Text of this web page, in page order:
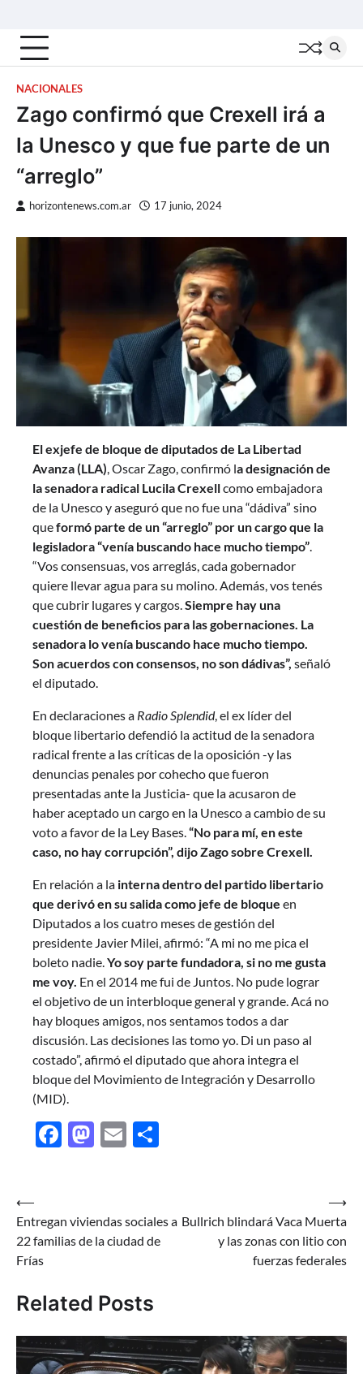
content
NACIONALES
Zago confirmó que Crexell irá a
la Unesco y que fue parte de un
“arreglo”
horizontenews.com.ar 17 junio, 2024
El exjefe de bloque de diputados de La Libertad
Avanza (LLA), Oscar Zago, confirmó la designación de
la senadora radical Lucila Crexellcomo embajadora
de la Unesco y aseguró que no fue una “dádiva” sino
queformó parte de un “arreglo” por un cargo que la
legisladora “venía buscando hace mucho tiempo”.
“Vos consensuas, vos arreglás, cada gobernador
quiere llevar agua para su molino. Además, vos tenés
que cubrir lugares y cargos.Siempre hay una
cuestión de beneficios para las gobernaciones. La
senadora lo venía buscando hace mucho tiempo.
Son acuerdos con consensos, no son dádivas”, señaló
el diputado.
En declaraciones a Radio Splendid, el ex líder del
bloque libertario defendió la actitud de la senadora
radical frente a las críticas de la oposición -y las
denuncias penales por cohecho que fueron
presentadas ante la Justicia- que la acusaron de
haber aceptado un cargo en la Unesco a cambio de su
voto a favor de la Ley Bases.“No para mí, en este
caso, no hay corrupción”, dijo Zago sobre Crexell.
En relación a la interna dentro del partido libertario
que derivó en su salida como jefe de bloque en
Diputados a los cuatro meses de gestión del
presidente Javier Milei, afirmó: “A mi no me pica el
boleto nadie.Yo soy parte fundadora, si no me gusta
me voy. En el 2014 me fui de Juntos. No pude lograr
el objetivo de un interbloque general y grande. Acá no
hay bloques amigos, nos sentamos todos a dar
discusión. Las decisiones las tomo yo. Di un paso al
costado”, afirmó el diputado que ahora integra el
bloque del Movimiento de Integración y Desarrollo
(MID).
Facebook
Mastodon
Email
Navegación
de
entradas
⟵
Entregan viviendas sociales a
22 familias de la ciudad de
Frías
Bullrich blindará Vaca Muerta
y las zonas con litio con
fuerzas federales
⟶
Related Posts